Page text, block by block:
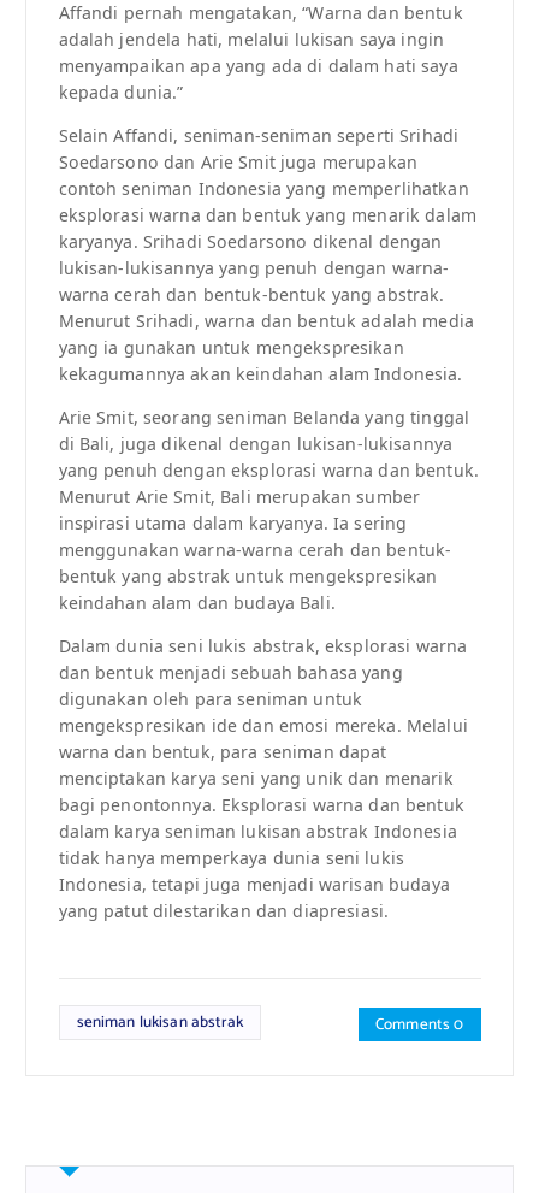
Affandi pernah mengatakan, “Warna dan bentuk
adalah jendela hati, melalui lukisan saya ingin
menyampaikan apa yang ada di dalam hati saya
kepada dunia.”
Selain Affandi, seniman-seniman seperti Srihadi
Soedarsono dan Arie Smit juga merupakan
contoh seniman Indonesia yang memperlihatkan
eksplorasi warna dan bentuk yang menarik dalam
karyanya. Srihadi Soedarsono dikenal dengan
lukisan-lukisannya yang penuh dengan warna-
warna cerah dan bentuk-bentuk yang abstrak.
Menurut Srihadi, warna dan bentuk adalah media
yang ia gunakan untuk mengekspresikan
kekagumannya akan keindahan alam Indonesia.
Arie Smit, seorang seniman Belanda yang tinggal
di Bali, juga dikenal dengan lukisan-lukisannya
yang penuh dengan eksplorasi warna dan bentuk.
Menurut Arie Smit, Bali merupakan sumber
inspirasi utama dalam karyanya. Ia sering
menggunakan warna-warna cerah dan bentuk-
bentuk yang abstrak untuk mengekspresikan
keindahan alam dan budaya Bali.
Dalam dunia seni lukis abstrak, eksplorasi warna
dan bentuk menjadi sebuah bahasa yang
digunakan oleh para seniman untuk
mengekspresikan ide dan emosi mereka. Melalui
warna dan bentuk, para seniman dapat
menciptakan karya seni yang unik dan menarik
bagi penontonnya. Eksplorasi warna dan bentuk
dalam karya seniman lukisan abstrak Indonesia
tidak hanya memperkaya dunia seni lukis
Indonesia, tetapi juga menjadi warisan budaya
yang patut dilestarikan dan diapresiasi.
seniman lukisan abstrak Comments 0